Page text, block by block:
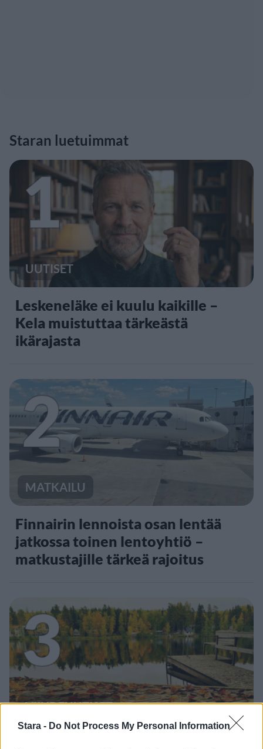
Stara - Do Not Process My Personal Information
Staran luetuimmat
1
UUTISET
Leskeneläke ei kuulu kaikille –
Kela muistuttaa tärkeästä
ikärajasta
2
MATKAILU
Finnairin lennoista osan lentää
jatkossa toinen lentoyhtiö –
matkustajille tärkeä rajoitus
3
VIIHDEUUTISET